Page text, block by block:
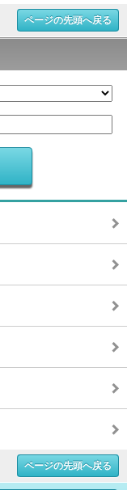
ページの先頭へ戻る
ページの先頭へ戻る